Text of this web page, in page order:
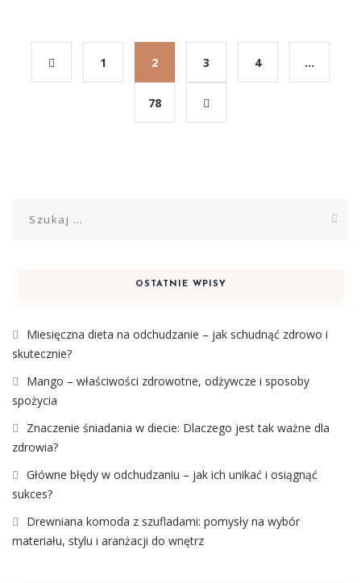
1 2 3 4 …
78
OSTATNIE WPISY
Miesięczna dieta na odchudzanie – jak schudnąć zdrowo i
skutecznie?
Mango – właściwości zdrowotne, odżywcze i sposoby
spożycia
Znaczenie śniadania w diecie: Dlaczego jest tak ważne dla
zdrowia?
Główne błędy w odchudzaniu – jak ich unikać i osiągnąć
sukces?
Drewniana komoda z szufladami: pomysły na wybór
materiału, stylu i aranżacji do wnętrz